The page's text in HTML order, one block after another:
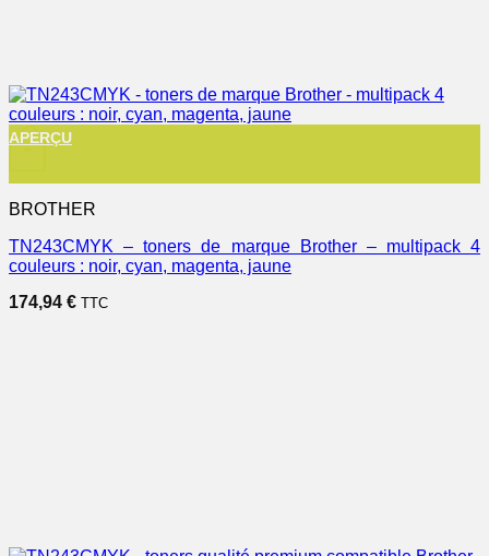
+
APERÇU
BROTHER
TN243CMYK – toners de marque Brother – multipack 4
couleurs : noir, cyan, magenta, jaune
174,94 € TTC